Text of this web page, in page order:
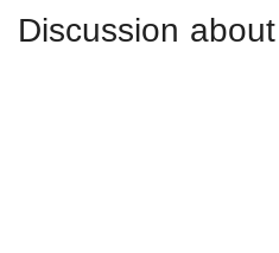
Discussion